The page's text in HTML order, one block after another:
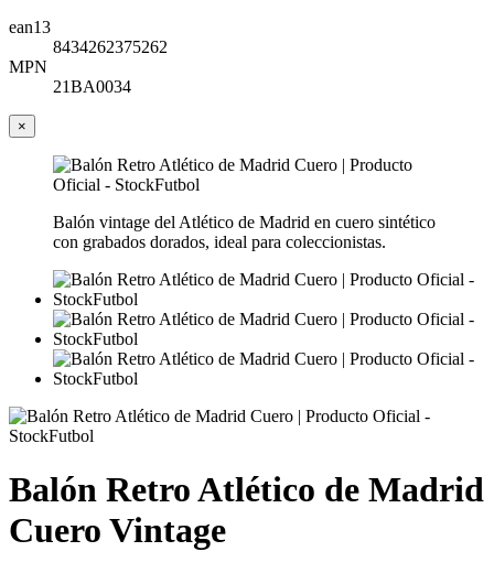
ean13
8434262375262
MPN
21BA0034
×
Balón vintage del Atlético de Madrid en cuero sintético
con grabados dorados, ideal para coleccionistas.
Balón Retro Atlético de Madrid
Cuero Vintage